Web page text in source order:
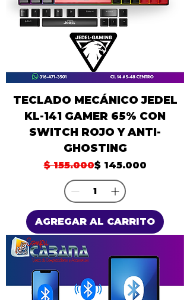
TECLADO MECÁNICO JEDEL
KL-141 GAMER 65% CON
SWITCH ROJO Y ANTI-
GHOSTING
Precio
$ 155.000Precio de oferta
$ 145.000
AGREGAR AL CARRITO